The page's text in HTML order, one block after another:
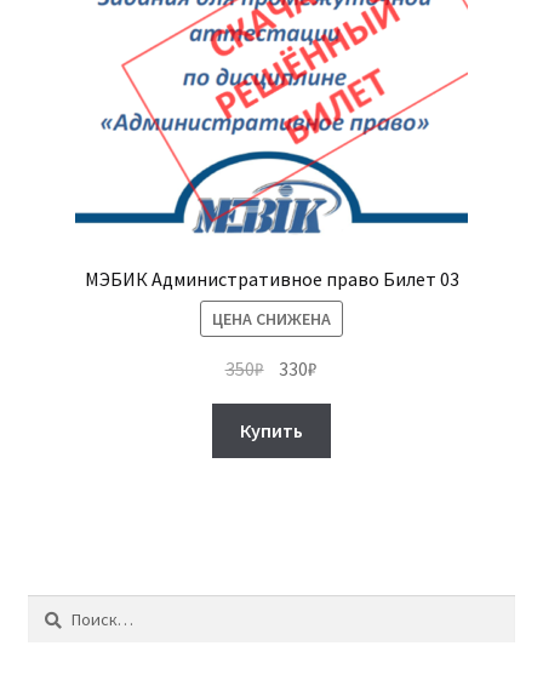
МЭБИК Административное право Билет 03
ЦЕНА СНИЖЕНА
350₽ Первоначальная
составляла
350₽.
330₽
Купить
Найти: